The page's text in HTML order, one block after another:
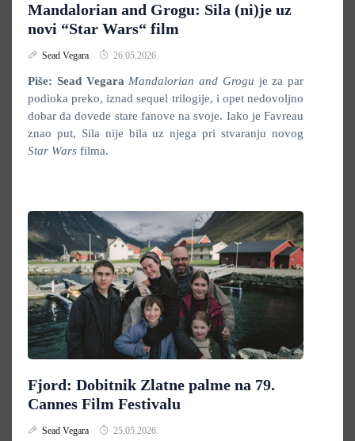
Mandalorian and Grogu: Sila (ni)je uz
novi “Star Wars“ film
Sead Vegara 26.05.2026.
Piše: Sead Vegara Mandalorian and Grogu je za par
podioka preko, iznad sequel trilogije, i opet nedovoljno
dobar da dovede stare fanove na svoje. Iako je Favreau
znao put, Sila nije bila uz njega pri stvaranju novog
Star Wars filma.
Fjord: Dobitnik Zlatne palme na 79.
Cannes Film Festivalu
Sead Vegara 25.05.2026.